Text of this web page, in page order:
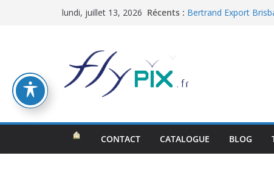
lundi, juillet 13, 2026 Récents : enveloppe PVC
Déception Militaire
guerre (dummy tank,
Hangar gonflable
350 m2, en 5
CONTACT CATALOGUE BLOG